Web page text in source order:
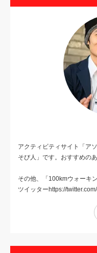
アクティビティサイト「ア
そび人」です。おすすめの
その他、「100kmウォーキ
ツイッターhttps://